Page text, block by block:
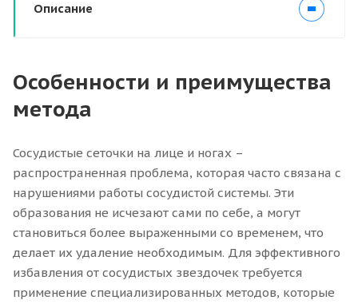
Описание
Особенности и преимущества
метода
Сосудистые сеточки на лице и ногах –
распространенная проблема, которая часто связана с
нарушениями работы сосудистой системы. Эти
образования не исчезают сами по себе, а могут
становиться более выраженными со временем, что
делает их удаление необходимым. Для эффективного
избавления от сосудистых звездочек требуется
применение специализированных методов, которые